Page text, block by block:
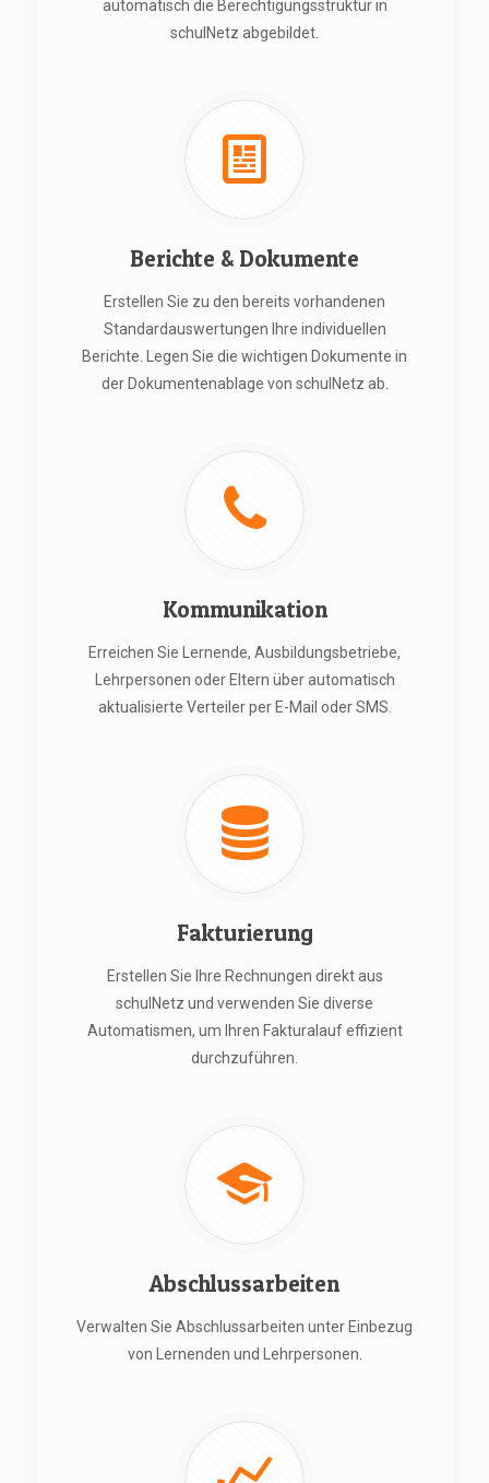
automatisch die Berechtigungsstruktur in
schulNetz abgebildet.
Berichte & Dokumente
Erstellen Sie zu den bereits vorhandenen
Standardauswertungen Ihre individuellen
Berichte. Legen Sie die wichtigen Dokumente in
der Dokumentenablage von schulNetz ab.
Kommunikation
Erreichen Sie Lernende, Ausbildungsbetriebe,
Lehrpersonen oder Eltern über automatisch
aktualisierte Verteiler per E-Mail oder SMS.
Fakturierung
Erstellen Sie Ihre Rechnungen direkt aus
schulNetz und verwenden Sie diverse
Automatismen, um Ihren Fakturalauf effizient
durchzuführen.
Abschlussarbeiten
Verwalten Sie Abschlussarbeiten unter Einbezug
von Lernenden und Lehrpersonen.